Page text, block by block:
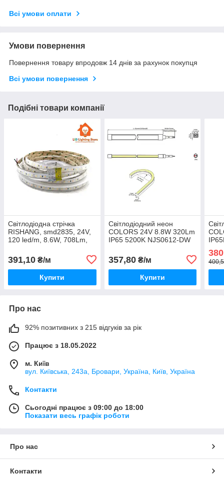
Всі умови оплати
Умови повернення
Повернення товару впродовж 14 днів за рахунок покупця
Всі умови повернення
Подібні товари компанії
Світлодіодна стрічка
RISHANG, smd2835, 24V,
120 led/m, 8.6W, 708Lm,
RDA0C0TC-B (14273)
391,10 ₴/м
Купити
Світлодіодний неон
COLORS 24V 8.8W 320Lm
IP65 5200K NJS0612-DW
357,80₴/м
Купити
Про нас
92% позитивних з 215 відгуків за рік
Працює з 18.05.2022
м. Київ
вул. Київська, 243а, Бровари, Україна, Київ, Україна
Контакти
Сьогодні працює з 09:00 до 18:00
Показати весь графік роботи
Про нас
Контакти